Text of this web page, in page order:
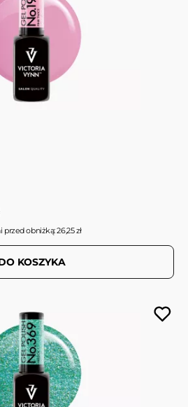
obniżką: 26,25 zł
KOSZYKA